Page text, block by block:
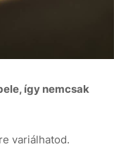
így nemcsak
variálhatod.